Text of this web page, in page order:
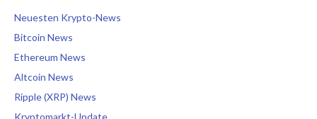
Neuesten Krypto-News
Bitcoin News
Ethereum News
Altcoin News
Ripple (XRP) News
Kryptomarkt-Update